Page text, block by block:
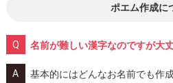
ポエム作成に
名前が難しい漢字なのですが大
基本的にはどんなお名前でも作